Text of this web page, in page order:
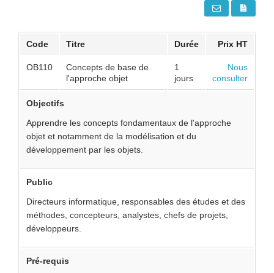
Code Titre Durée Prix HT
OB110
Concepts de base de
l'approche objet
1
jours
Nous
consulter
Objectifs
Apprendre les concepts fondamentaux de l'approche
objet et notamment de la modélisation et du
développement par les objets.
Public
Directeurs informatique, responsables des études et des
méthodes, concepteurs, analystes, chefs de projets,
développeurs.
Pré-requis